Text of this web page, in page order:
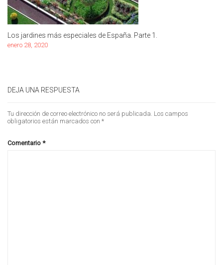
Los jardines más especiales de España. Parte 1.
enero 28, 2020
DEJA UNA RESPUESTA
Tu dirección de correo electrónico no será publicada. Los campos
obligatorios están marcados con *
Comentario *